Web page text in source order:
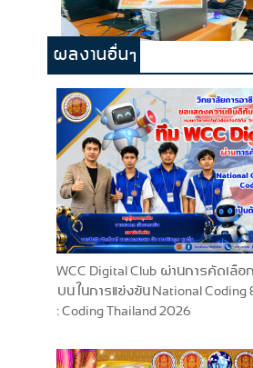
ผลงานอื่นๆ
WCC Digital Club ผ่านการคัดเลื
บน ในการแข่งขัน National Coding
: Coding Thailand 2026